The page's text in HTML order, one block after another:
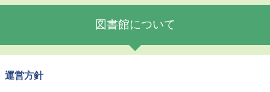
図書館について
運営方針